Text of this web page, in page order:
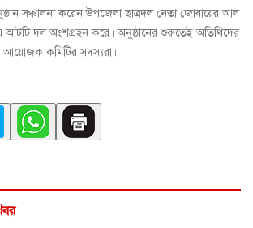
সঞ্চালনা করেন উপজেলা ছাত্রদল নেতা জোবায়ের আল
আটটি দল অংশগ্রহন করে। অনুষ্ঠানের শুরুতেই অতিথিদের
আয়োজক কমিটির সদস্যরা।